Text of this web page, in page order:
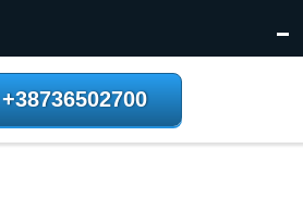
+38736502700